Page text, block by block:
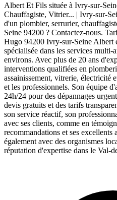
Albert Et Fils située à Ivry-sur-
Chauffagiste, Vitrier... | Ivry-sur-
d'un plombier, serrurier,
Seine 94200 ? Contactez-nous.
Hugo 94200 Ivry-sur-Seine Albert
spécialisée dans les services
environs. Avec plus de 20 ans
interventions qualifiées en
assainissement, vitrerie, électricité
et les professionnels. Son équipe
24h/24 pour des dépannages
devis gratuits et des tarifs
son service réactif, son
avec ses clients, comme en
recommandations et ses
également avec des organismes
réputation d'expertise dans le Val-